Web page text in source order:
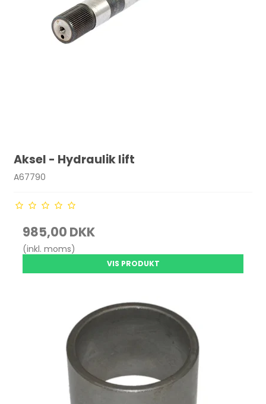
Aksel - Hydraulik lift
A67790
985,00 DKK
(inkl. moms)
VIS PRODUKT